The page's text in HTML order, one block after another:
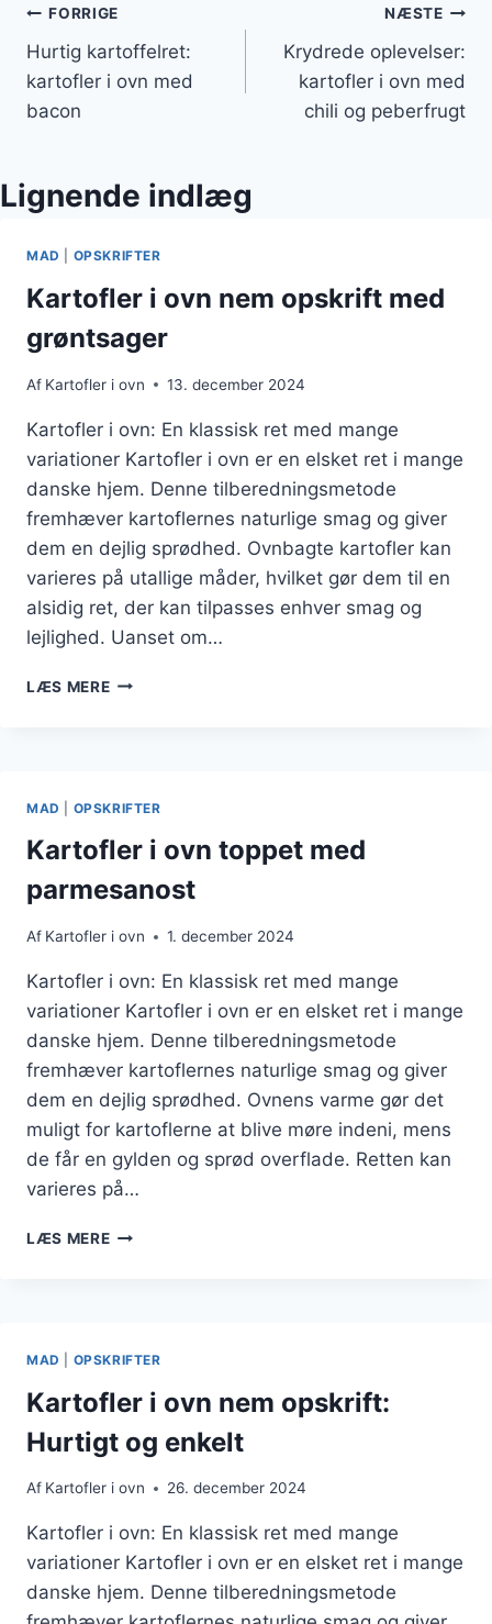
Indlægsnavigation
FORRIGE
Hurtig kartoffelret:
kartofler i ovn med
bacon
NÆSTE
Krydrede oplevelser:
kartofler i ovn med
chili og peberfrugt
Lignende indlæg
MAD OPSKRIFTER
Kartofler i ovn nem opskrift med
grøntsager
Af Kartofler i ovn 13. december 2024
Kartofler i ovn: En klassisk ret med mange
variationer Kartofler i ovn er en elsket ret i mange
danske hjem. Denne tilberedningsmetode
fremhæver kartoflernes naturlige smag og giver
dem en dejlig sprødhed. Ovnbagte kartofler kan
varieres på utallige måder, hvilket gør dem til en
alsidig ret, der kan tilpasses enhver smag og
lejlighed. Uanset om…
LÆS MEREKARTOFLER
GRØNTSAGER
MAD OPSKRIFTER
Kartofler i ovn toppet med
parmesanost
Af Kartofler i ovn 1. december 2024
Kartofler i ovn: En klassisk ret med mange
variationer Kartofler i ovn er en elsket ret i mange
danske hjem. Denne tilberedningsmetode
fremhæver kartoflernes naturlige smag og giver
dem en dejlig sprødhed. Ovnens varme gør det
muligt for kartoflerne at blive møre indeni, mens
de får en gylden og sprød overflade. Retten kan
varieres på…
LÆS MEREKARTOFLER
MAD OPSKRIFTER
Kartofler i ovn nem opskrift:
Hurtigt og enkelt
Af Kartofler i ovn 26. december 2024
Kartofler i ovn: En klassisk ret med mange
variationer Kartofler i ovn er en elsket ret i mange
danske hjem. Denne tilberedningsmetode